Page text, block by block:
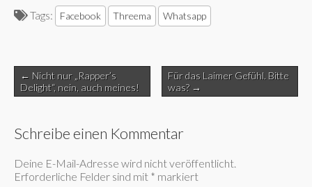
Tags: Facebook Threema Whatsapp
Post
navigation
← Nicht nur „Rapper’s
Delight“, nein, auch meines!
Für das Laimer Gefühl. Bitte
was? →
Schreibe einen Kommentar
Deine E-Mail-Adresse wird nicht veröffentlicht.
Erforderliche Felder sind mit * markiert